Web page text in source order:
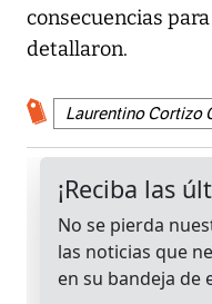
consecuencias
detallaron.
Laurentino Cortizo